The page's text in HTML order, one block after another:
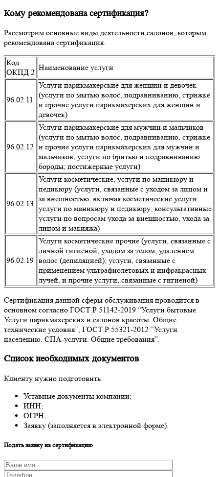
Кому рекомендована сертификация?
Рассмотрим основные виды деятельности салонов, которым
рекомендована сертификация.
Код
ОКПД 2
Наименование услуги
96.02.11
Услуги парикмахерские для женщин и девочек
(услуги по мытью волос, подравниванию, стрижке
и прочие услуги парикмахерских для женщин и
девочек)
96.02.12
Услуги парикмахерские для мужчин и мальчиков
(услуги по мытью волос, подравниванию, стрижке
и прочие услуги парикмахерских для мужчин и
мальчиков; услуги по бритью и подравниванию
бороды; постижерные услуги)
96.02.13
Услуги косметические, услуги по маникюру и
педикюру (услуги, связанные с уходом за лицом и
за внешностью, включая косметические услуги;
услуги по маникюру и педикюру; консультативные
услуги по вопросам ухода за внешностью, ухода за
лицом и макияжа)
96.02.19
Услуги косметические прочие (услуги, связанные с
личной гигиеной, уходом за телом, удалением
волос (депиляцией); услуги, связанные с
применением ультрафиолетовых и инфракрасных
лучей, и прочие услуги, связанные с гигиеной)
Сертификация данной сферы обслуживания проводится в
основном согласно ГОСТ Р 51142-2019 “Услуги бытовые.
Услуги парикмахерских и салонов красоты. Общие
технические условия”, ГОСТ Р 55321-2012 “Услуги
населению. СПА-услуги. Общие требования”.
Список необходимых документов
Клиенту нужно подготовить:
Уставные документы компании;
ИНН;
ОГРН;
Заявку (заполняется в электронной форме).
Подать заявку на сертификацию